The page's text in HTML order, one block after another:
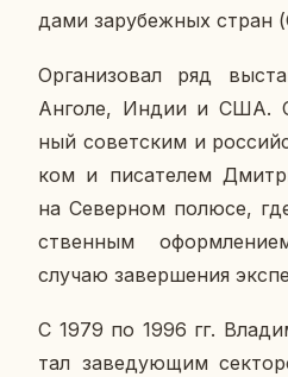
да­ми за­ру­беж­ных стран
Ор­га­ни­зо­вал ряд
Анголе, Индии и США.
ный со­вет­ским и
ком и пи­са­те­лем
на Се­вер­ном полюсе,
ствен­ным
случаю за­вер­ше­ния
С 1979 по 1996 гг.
тал за­ве­ду­ю­щим